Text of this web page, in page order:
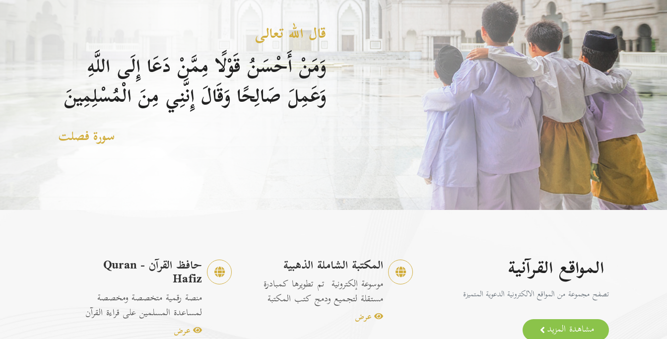
قال الله تعالى
وَمَنْ أَحْسَنُ قَوْلًا مِمَّنْ دَعَا إِلَى اللَّهِ
وَعَمِلَ صَالِحًا وَقَالَ إِنَّنِي مِنَ الْمُسْلِمِينَ
سورة فصلت
المواقع القرآنية
تصفح مجموعة من المواقع الالكترونية الدعوية المتميزة
مشاهدة المزيد
المكتبة الشاملة الذهبية
موسوعة إلكترونية تم تطويرها كمبادرة
مستقلة لتجميع ودمج كتب المكتبة
الشاملة الرسمية مع إصدارات...
عرض
حافظ القرآن - Quran
Hafiz
منصة رقمية متخصصة ومخصصة
لمساعدة المسلمين على قراءة القرآن
الكريم وتسهيل عمليات الحفظ
عرض